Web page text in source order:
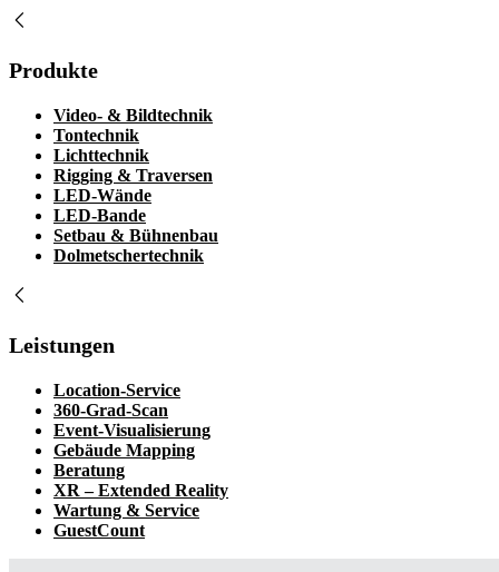
Produkte
Video- & Bildtechnik
Tontechnik
Lichttechnik
Rigging & Traversen
LED-Wände
LED-Bande
Setbau & Bühnenbau
Dolmetschertechnik
Leistungen
Location-Service
360-Grad-Scan
Event-Visualisierung
Gebäude Mapping
Beratung
XR – Extended Reality
Wartung & Service
GuestCount